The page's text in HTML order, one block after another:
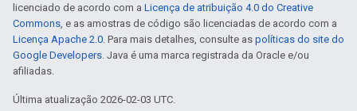
licenciado de acordo com a Licença de atribuição 4.0 do Creative
Commons, e as amostras de código são licenciadas de acordo com a
Licença Apache 2.0. Para mais detalhes, consulte as políticas do site do
Google Developers. Java é uma marca registrada da Oracle e/ou
afiliadas.
Última atualização 2026-02-03 UTC.